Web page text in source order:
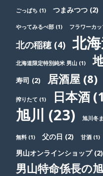
ごっぱち (1) つまみつつ (2)
やってみるべ部 (1) フラワーカ
北の稲穂(4) 北
北海道限定特別純米 男山 (1)
寿司 (2) 居酒屋 (8)
搾りたて (1) 日本酒
旭川 (23) 旭川冬
無料 (1) 父の日 (2) 甘酒 (1)
男山オンラインショップ(2)
男山特命係長の